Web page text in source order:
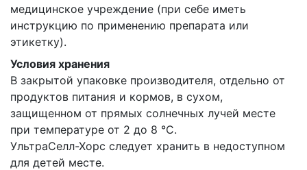
медицинское учреждение (при себе иметь
инструкцию по применению препарата или
этикетку).
Условия хранения
В закрытой упаковке производителя, отдельно от
продуктов питания и кормов, в сухом,
защищенном от прямых солнечных лучей месте
при температуре от 2 до 8 °С.
УльтраСелл-Хорс следует хранить в недоступном
для детей месте.